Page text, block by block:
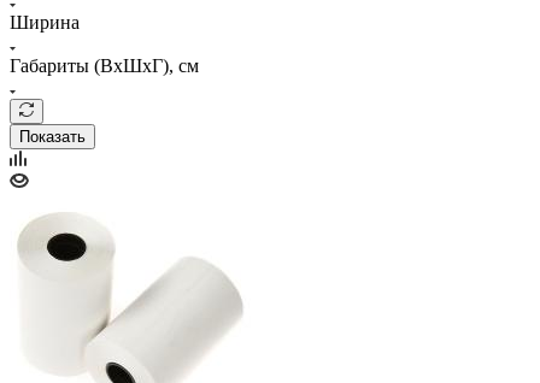
Ширина
Габариты (ВхШхГ), см
Показать